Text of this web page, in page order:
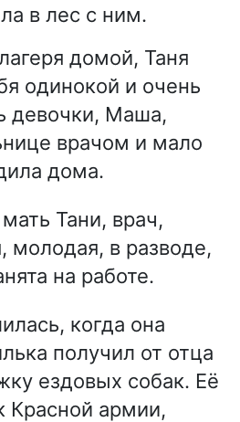
в лес с ним.
домой, Таня
одинокой и очень
девочки, Маша,
врачом и мало
дома.
Тани, врач,
молодая, в разводе,
на работе.
когда она
получил от отца
ездовых собак. Её
Красной армии,